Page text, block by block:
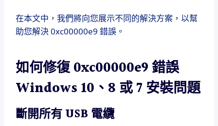
在本文中，我們將向您展示不同的解決方案，以幫
助您解決 0xc00000e9 錯誤。
如何修復 0xc00000e9 錯誤
Windows 10、8 或 7 安裝問題
斷開所有 USB 電纜